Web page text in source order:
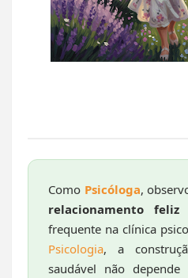
Como Psicóloga,
relacionamento feliz
frequente na clínica
Psicologia, a
saudável não